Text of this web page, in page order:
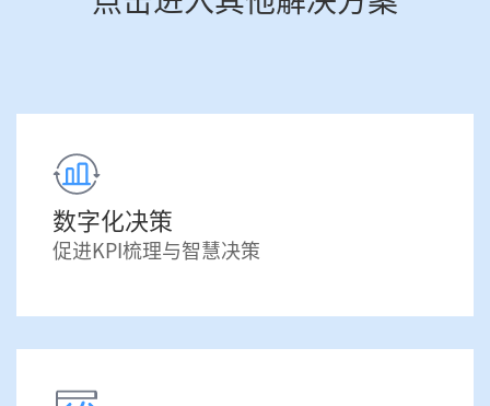
数字化决策
促进KPI梳理与智慧决策